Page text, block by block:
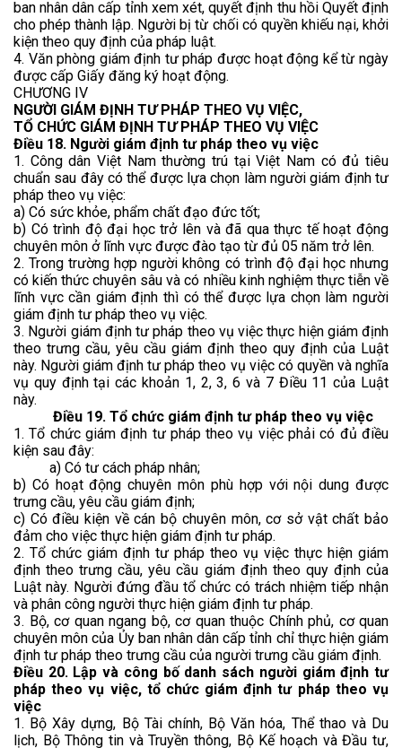
ban nhân dân cấp tỉnh xem xét, quyết định thu hồi Quyết định
cho phép thành lập. Người bị từ chối có quyền khiếu nại, khởi
kiện theo quy định của pháp luật.
4. Văn phòng giám định tư pháp được hoạt động kể từ ngày
được cấp Giấy đăng ký hoạt động.
CHƯƠNG IV
NGƯỜI GIÁM ĐỊNH TƯ PHÁP THEO VỤ VIỆC,
TỔ CHỨC GIÁM ĐỊNH TƯ PHÁP THEO VỤ VIỆC
Điều 18. Người giám định tư pháp theo vụ việc
1. Công dân Việt Nam thường trú tại Việt Nam có đủ tiêu
chuẩn sau đây có thể được lựa chọn làm người giám định tư
pháp theo vụ việc:
a) Có sức khỏe, phẩm chất đạo đức tốt;
b) Có trình độ đại học trở lên và đã qua thực tế hoạt động
chuyên môn ở lĩnh vực được đào tạo từ đủ 05 năm trở lên.
2. Trong trường hợp người không có trình độ đại học nhưng
có kiến thức chuyên sâu và có nhiều kinh nghiệm thực tiễn về
lĩnh vực cần giám định thì có thể được lựa chọn làm người
giám định tư pháp theo vụ việc.
3. Người giám định tư pháp theo vụ việc thực hiện giám định
theo trưng cầu, yêu cầu giám định theo quy định của Luật
này. Người giám định tư pháp theo vụ việc có quyền và nghĩa
vụ quy định tại các khoản 1, 2, 3, 6 và 7 Điều 11 của Luật
này.
Điều 19. Tổ chức giám định tư pháp theo vụ việc
1. Tổ chức giám định tư pháp theo vụ việc phải có đủ điều
kiện sau đây:
a) Có tư cách pháp nhân;
b) Có hoạt động chuyên môn phù hợp với nội dung được
trưng cầu, yêu cầu giám định;
c) Có điều kiện về cán bộ chuyên môn, cơ sở vật chất bảo
đảm cho việc thực hiện giám định tư pháp.
2. Tổ chức giám định tư pháp theo vụ việc thực hiện giám
định theo trưng cầu, yêu cầu giám định theo quy định của
Luật này. Người đứng đầu tổ chức có trách nhiệm tiếp nhận
và phân công người thực hiện giám định tư pháp.
3. Bộ, cơ quan ngang bộ, cơ quan thuộc Chính phủ, cơ quan
chuyên môn của Ủy ban nhân dân cấp tỉnh chỉ thực hiện giám
định tư pháp theo trưng cầu của người trưng cầu giám định.
Điều 20. Lập và công bố danh sách người giám định tư
pháp theo vụ việc, tổ chức giám định tư pháp theo vụ
việc
1. Bộ Xây dựng, Bộ Tài chính, Bộ Văn hóa, Thể thao và Du
lịch, Bộ Thông tin và Truyền thông, Bộ Kế hoạch và Đầu tư,